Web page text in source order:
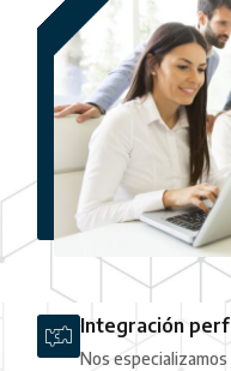
Integración
Nos